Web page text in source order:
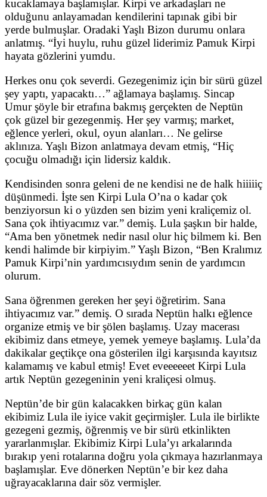
kucaklamaya başlamışlar. Kirpi ve arkadaşları ne
olduğunu anlayamadan kendilerini tapınak gibi bir
yerde bulmuşlar. Oradaki Yaşlı Bizon durumu onlara
anlatmış. “İyi huylu, ruhu güzel liderimiz Pamuk Kirpi
hayata gözlerini yumdu.
Herkes onu çok severdi. Gezegenimiz için bir sürü güzel
şey yaptı, yapacaktı…” ağlamaya başlamış. Sincap
Umur şöyle bir etrafına bakmış gerçekten de Neptün
çok güzel bir gezegenmiş. Her şey varmış; market,
eğlence yerleri, okul, oyun alanları… Ne gelirse
aklınıza. Yaşlı Bizon anlatmaya devam etmiş, “Hiç
çocuğu olmadığı için lidersiz kaldık.
Kendisinden sonra geleni de ne kendisi ne de halk hiiiiiç
düşünmedi. İşte sen Kirpi Lula O’na o kadar çok
benziyorsun ki o yüzden sen bizim yeni kraliçemiz ol.
Sana çok ihtiyacımız var.” demiş. Lula şaşkın bir halde,
“Ama ben yönetmek nedir nasıl olur hiç bilmem ki. Ben
kendi halimde bir kirpiyim.” Yaşlı Bizon, “Ben Kralımız
Pamuk Kirpi’nin yardımcısıydım senin de yardımcın
olurum.
Sana öğrenmen gereken her şeyi öğretirim. Sana
ihtiyacımız var.” demiş. O sırada Neptün halkı eğlence
organize etmiş ve bir şölen başlamış. Uzay macerası
ekibimiz dans etmeye, yemek yemeye başlamış. Lula’da
dakikalar geçtikçe ona gösterilen ilgi karşısında kayıtsız
kalamamış ve kabul etmiş! Evet eveeeeeet Kirpi Lula
artık Neptün gezegeninin yeni kraliçesi olmuş.
Neptün’de bir gün kalacakken birkaç gün kalan
ekibimiz Lula ile iyice vakit geçirmişler. Lula ile birlikte
gezegeni gezmiş, öğrenmiş ve bir sürü etkinlikten
yararlanmışlar. Ekibimiz Kirpi Lula’yı arkalarında
bırakıp yeni rotalarına doğru yola çıkmaya hazırlanmaya
başlamışlar. Eve dönerken Neptün’e bir kez daha
uğrayacaklarına dair söz vermişler.